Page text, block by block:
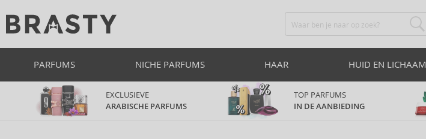
PARFUMS NICHE PARFUMS HAAR HUID EN LICHAAM
EXCLUSIEVE
ARABISCHE PARFUMS
TOP PARFUMS
IN DE AANBIEDING